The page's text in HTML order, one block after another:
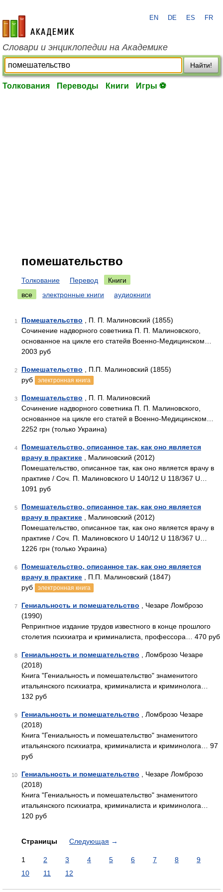
academic.ru
EN DE ES FR
Словари и энциклопедии на Академике
Найти!
Толкования Переводы Книги Игры ⚽
помешательство
Толкование Перевод
Книги
все
электронные книги аудиокниги
1 Помешательство , П. П. Малиновский (1855)
Сочинение надворного советника П. П. Малиновского,
основанное на цикле его статейв Военно-Медицинском…
2003 руб
2 Помешательство , П.П. Малиновский (1855)
руб
электронная книга
3 Помешательство , П. П. Малиновский
Сочинение надворного советника П. П. Малиновского,
основанное на цикле его статей в Военно-Медицинском…
2252 грн (только Украина)
4
Помешательство, описанное так, как оно является
врачу в практике , Малиновский (2012)
Помешательство, описанное так, как оно является врачу в
практике / Соч. П. Малиновского U 140/12 U 118/367 U…
1091 руб
5
Помешательство, описанное так, как оно является
врачу в практике , Малиновский (2012)
Помешательство, описанное так, как оно является врачу в
практике / Соч. П. Малиновского U 140/12 U 118/367 U…
1226 грн (только Украина)
6
Помешательство, описанное так, как оно является
врачу в практике , П.П. Малиновский (1847)
руб
электронная книга
7 Гениальность и помешательство , Чезаре Ломброзо
(1990)
Репринтное издание трудов известного в конце прошлого
столетия психиатра и криминалиста, профессора… 470 руб
8 Гениальность и помешательство , Ломброзо Чезаре
(2018)
Книга "Гениальность и помешательство" знаменитого
итальянского психиатра, криминалиста и криминолога…
132 руб
9 Гениальность и помешательство , Ломброзо Чезаре
(2018)
Книга "Гениальность и помешательство" знаменитого
итальянского психиатра, криминалиста и криминолога… 97
руб
10 Гениальность и помешательство , Чезаре Ломброзо
(2018)
Книга "Гениальность и помешательство" знаменитого
итальянского психиатра, криминалиста и криминолога…
120 руб
Страницы Следующая →
1 2 3 4 5 6 7 8
9
10
11 12